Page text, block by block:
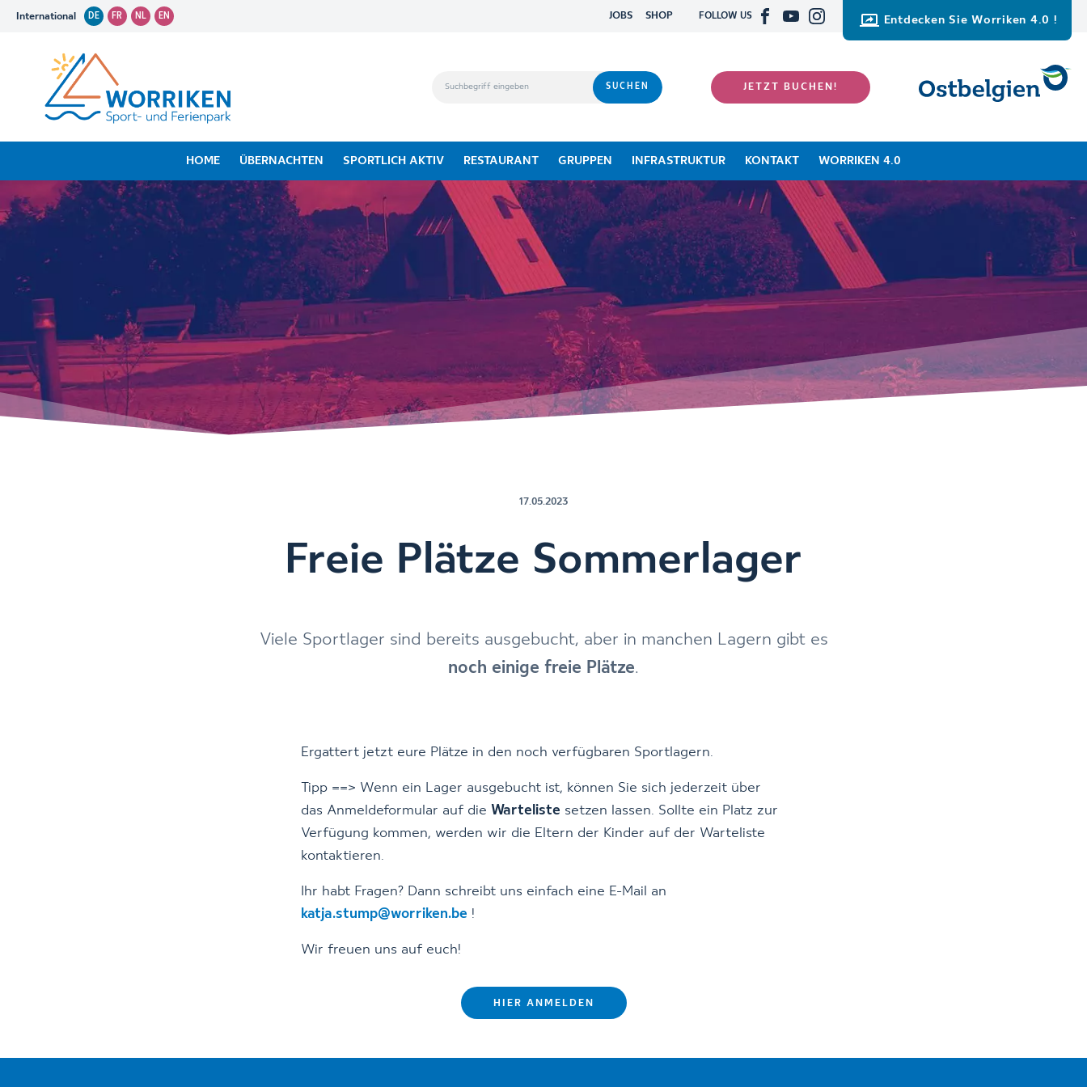
International DE FR NL EN JOBS SHOP FOLLOW US Entdecken Sie Worriken 4.0 !
JETZT BUCHEN!
HOME ÜBERNACHTEN SPORTLICH AKTIV RESTAURANT GRUPPEN INFRASTRUKTUR KONTAKT WORRIKEN 4.0
17.05.2023
Freie Plätze Sommerlager
Viele Sportlager sind bereits ausgebucht, aber in manchen Lagern gibt es
noch einige freie Plätze.
Ergattert jetzt eure Plätze in den noch verfügbaren Sportlagern.
Tipp ==> Wenn ein Lager ausgebucht ist, können Sie sich jederzeit über
das Anmeldeformular auf die Warteliste setzen lassen. Sollte ein Platz zur
Verfügung kommen, werden wir die Eltern der Kinder auf der Warteliste
kontaktieren.
Ihr habt Fragen? Dann schreibt uns einfach eine E-Mail an
katja.stump@worriken.be !
Wir freuen uns auf euch!
HIER ANMELDEN